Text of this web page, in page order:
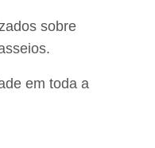
sobre
em toda a